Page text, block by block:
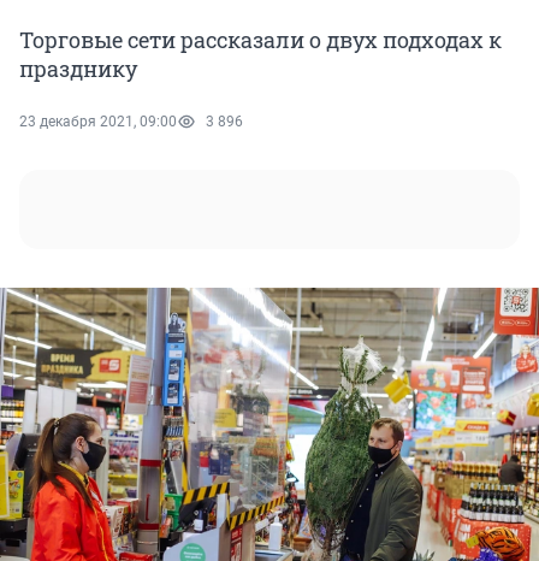
Торговые сети рассказали о двух подходах к
празднику
23 декабря 2021, 09:00 3 896